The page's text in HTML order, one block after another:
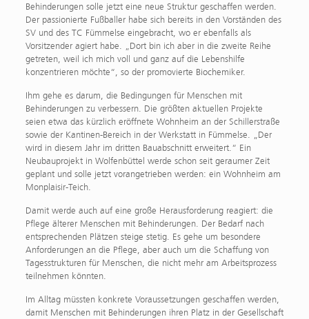
Behinderungen solle jetzt eine neue Struktur geschaffen werden.
Der passionierte Fußballer habe sich bereits in den Vorständen des
SV und des TC Fümmelse eingebracht, wo er ebenfalls als
Vorsitzender agiert habe. „Dort bin ich aber in die zweite Reihe
getreten, weil ich mich voll und ganz auf die Lebenshilfe
konzentrieren möchte“, so der promovierte Biochemiker.
Ihm gehe es darum, die Bedingungen für Menschen mit
Behinderungen zu verbessern. Die größten aktuellen Projekte
seien etwa das kürzlich eröffnete Wohnheim an der Schillerstraße
sowie der Kantinen-Bereich in der Werkstatt in Fümmelse. „Der
wird in diesem Jahr im dritten Bauabschnitt erweitert.“ Ein
Neubauprojekt in Wolfenbüttel werde schon seit geraumer Zeit
geplant und solle jetzt vorangetrieben werden: ein Wohnheim am
Monplaisir-Teich.
Damit werde auch auf eine große Herausforderung reagiert: die
Pflege älterer Menschen mit Behinderungen. Der Bedarf nach
entsprechenden Plätzen steige stetig. Es gehe um besondere
Anforderungen an die Pflege, aber auch um die Schaffung von
Tagesstrukturen für Menschen, die nicht mehr am Arbeitsprozess
teilnehmen könnten.
Im Alltag müssten konkrete Voraussetzungen geschaffen werden,
damit Menschen mit Behinderungen ihren Platz in der Gesellschaft